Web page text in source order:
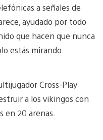
a señales de
ayudado por todo
que hacen que nunca
estás mirando.
Cross-Play
a los vikingos con
en 20 arenas.